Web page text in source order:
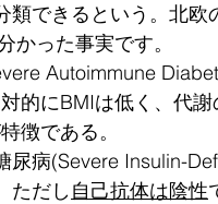
できるという。北欧
かった事実です。
Autoimmune
的にBMIは低く、代
徴である。
病(Severe Insulin-
ただし 自己抗体は陰性